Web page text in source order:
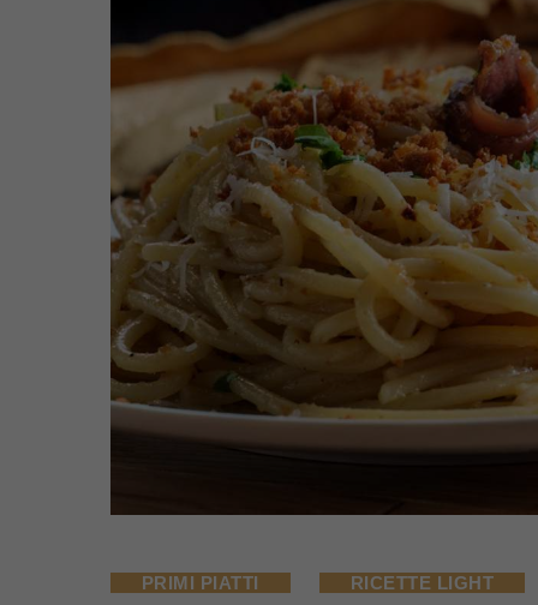
PRIMI PIATTI RICETTE LIGHT